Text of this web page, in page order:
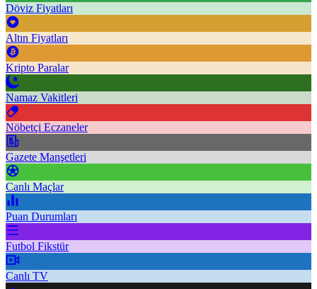
Döviz Fiyatları
Altın Fiyatları
Kripto Paralar
Namaz Vakitleri
Nöbetçi Eczaneler
Gazete Manşetleri
Canlı Maçlar
Puan Durumları
Futbol Fikstür
Canlı TV